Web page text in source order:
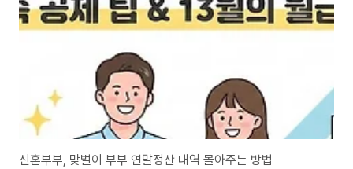
신혼부부, 맞벌이 부부 연말정산 내역 몰아주는 방법